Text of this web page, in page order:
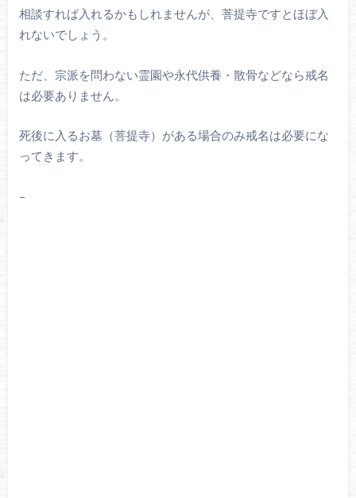
相談すれば入れるかもしれませんが、菩提寺ですとほぼ入
れないでしょう。
ただ、宗派を問わない霊園や永代供養・散骨などなら戒名
は必要ありません。
死後に入るお墓（菩提寺）がある場合のみ戒名は必要にな
ってきます。
–